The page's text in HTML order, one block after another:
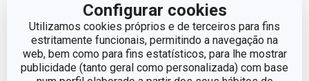
Configurar cookies
Utilizamos cookies próprios e de terceiros para fins
estritamente funcionais, permitindo a navegação na
web, bem como para fins estatísticos, para lhe mostrar
publicidade (tanto geral como personalizada) com base
LINHA DE PRODUTO SPACE TONE
MATERIAL nylon